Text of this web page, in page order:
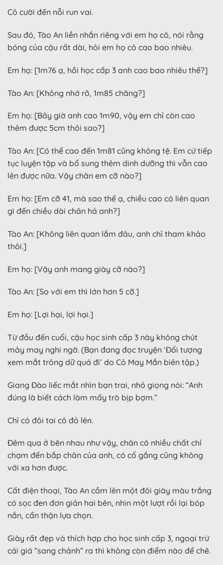
Cô cười đến nỗi run vai.
Sau đó, Tào An liền nhắn riêng với em họ cô, nói rằng
bóng của cậu rất dài, hỏi em họ cô cao bao nhiêu.
Em họ: [1m76 ạ, hồi học cấp 3 anh cao bao nhiêu thế?]
Tào An: [Không nhớ rõ, 1m85 chăng?]
Em họ: [Bây giờ anh cao 1m90, vậy em chỉ còn cao
thêm được 5cm thôi sao?]
Tào An: [Có thể cao đến 1m81 cũng không tệ. Em cứ tiếp
tục luyện tập và bổ sung thêm dinh dưỡng thì vẫn cao
lên được nữa. Vậy chân em cỡ nào?]
Em họ: [Em cỡ 41, mà sao thế ạ, chiều cao có liên quan
gì đến chiều dài chân hả anh?]
Tào An: [Không liên quan lắm đâu, anh chỉ tham khảo
thôi.]
Em họ: [Vậy anh mang giày cỡ nào?]
Tào An: [So với em thì lớn hơn 5 cỡ.]
Em họ: [Lợi hại, lợi hại.]
Từ đầu đến cuối, cậu học sinh cấp 3 này không chút
mảy may nghi ngờ. (Bạn đang đọc truyện ‘Đối tượng
xem mắt trông dữ quá đi’ do Cỏ May Mắn biên tập.)
Giang Đào liếc mắt nhìn bạn trai, nhỏ giọng nói: “Anh
đúng là biết cách làm mấy trò bịp bợm.”
Chỉ có đôi tai cô đỏ lên.
Đêm qua ở bên nhau như vậy, chân cô nhiều chất chỉ
chạm đến bắp chân của anh, có cố gắng cũng không
với xa hơn được.
Cất điện thoại, Tào An cầm lên một đôi giày màu trắng
có sọc đen đơn giản hai bên, nhìn một lượt rồi lại bóp
nắn, cẩn thận lựa chọn.
Giày rất đẹp và thích hợp cho học sinh cấp 3, ngoại trừ
cái giá “sang chảnh” ra thì không còn điểm nào để chê.